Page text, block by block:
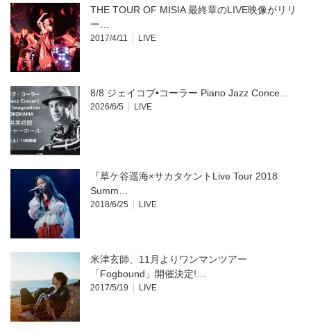
開
き
ま
す)
THE TOUR OF MISIA 最終章のLIVE映像がリリ
ー…
2017/4/11 LIVE
8/8 ジェイコブ•コーラー Piano Jazz Conce…
2026/6/5 LIVE
『草ケ谷遥海×サカタケントLive Tour 2018
Summ…
2018/6/25 LIVE
米津玄師、11月よりワンマンツアー
「Fogbound」開催決定!…
2017/5/19 LIVE